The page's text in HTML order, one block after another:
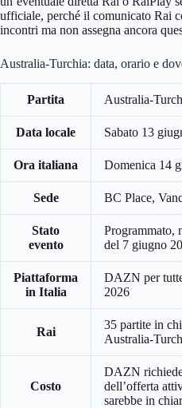
ufficiale, perché il comunicato Rai
incontri ma non assegna ancora
Australia-Turchia: data, orario e
Partita Australia-
Data locale Sabato 13
Ora italiana Domenica 14
Sede BC Place,
Stato
evento
Programmato,
del 7 giugno
Piattaforma
in Italia
DAZN per
2026
Rai
35 partite in
Australia-
Costo
DAZN
dell’offerta
sarebbe in